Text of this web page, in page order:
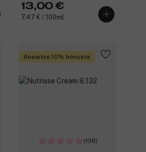
13,00 €
7,47 € / 100ml
Ansaitse 10% bonusta
(138)